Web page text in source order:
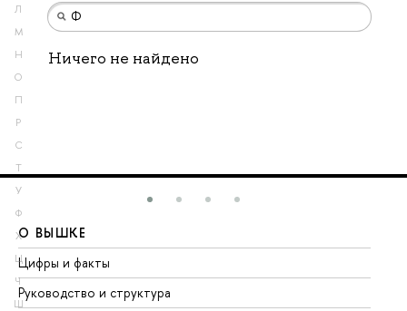
Л
М
Н
О
П
Р
С
Т
У
Ф
Х
Ц
Ч
Ш
Ничего не найдено
О ВЫШКЕ
Цифры и факты
Руководство и структура